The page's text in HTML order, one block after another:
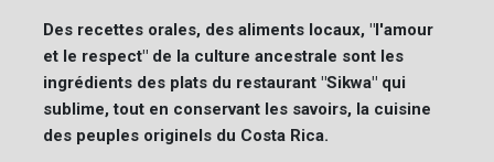
Des recettes orales, des aliments locaux, "l'amour
et le respect" de la culture ancestrale sont les
ingrédients des plats du restaurant "Sikwa" qui
sublime, tout en conservant les savoirs, la cuisine
des peuples originels du Costa Rica.